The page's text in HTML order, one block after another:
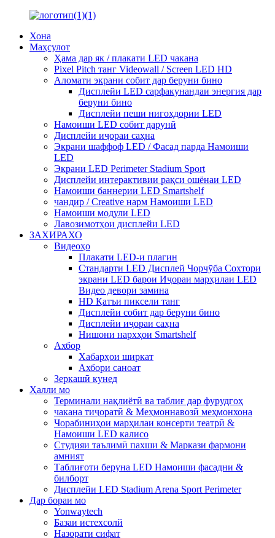
Хона
Маҳсулот
Ҳама дар як / плакати LED чакана
Pixel Pitch танг Videowall / Screen LED HD
Аломати экрани собит дар беруни бино
Дисплейи LED сарфакунандаи энергия дар
беруни бино
Дисплейи пеши нигоҳдории LED
Намоиши LED собит дарунӣ
Дисплейи иҷораи саҳна
Экрани шаффоф LED / Фасад парда Намоиши
LED
Экрани LED Perimeter Stadium Sport
Дисплейи интерактивии рақси ошёнаи LED
Намоиши баннерии LED Smartshelf
чандир / Creative нарм Намоиши LED
Намоиши модули LED
Лавозимотҳои дисплейи LED
ЗАХИРАХО
Видеоҳо
Плакати LED-и плагин
Стандарти LED Дисплей Чорчӯба Сохтори
экрани LED барои Иҷораи марҳилаи LED
Видео девори замина
HD Қатъи пиксели танг
Дисплейи собит дар беруни бино
Дисплейи иҷораи саҳна
Нишони нархҳои Smartshelf
Ахбор
Хабарҳои ширкат
Ахбори саноат
Зеркашӣ кунед
Ҳалли мо
Терминали нақлиётӣ ва таблиғ дар фурудгоҳ
чакана тиҷоратӣ & Меҳмоннавозӣ меҳмонхона
Чорабиниҳои марҳилаи консерти театрӣ &
Намоиши LED калисо
Студияи таълимӣ пахши & Маркази фармони
амният
Таблиғоти беруна LED Намоиши фасадни &
билборт
Дисплейи LED Stadium Arena Sport Perimeter
Дар бораи мо
Yonwaytech
Базаи истехсолй
Назорати сифат